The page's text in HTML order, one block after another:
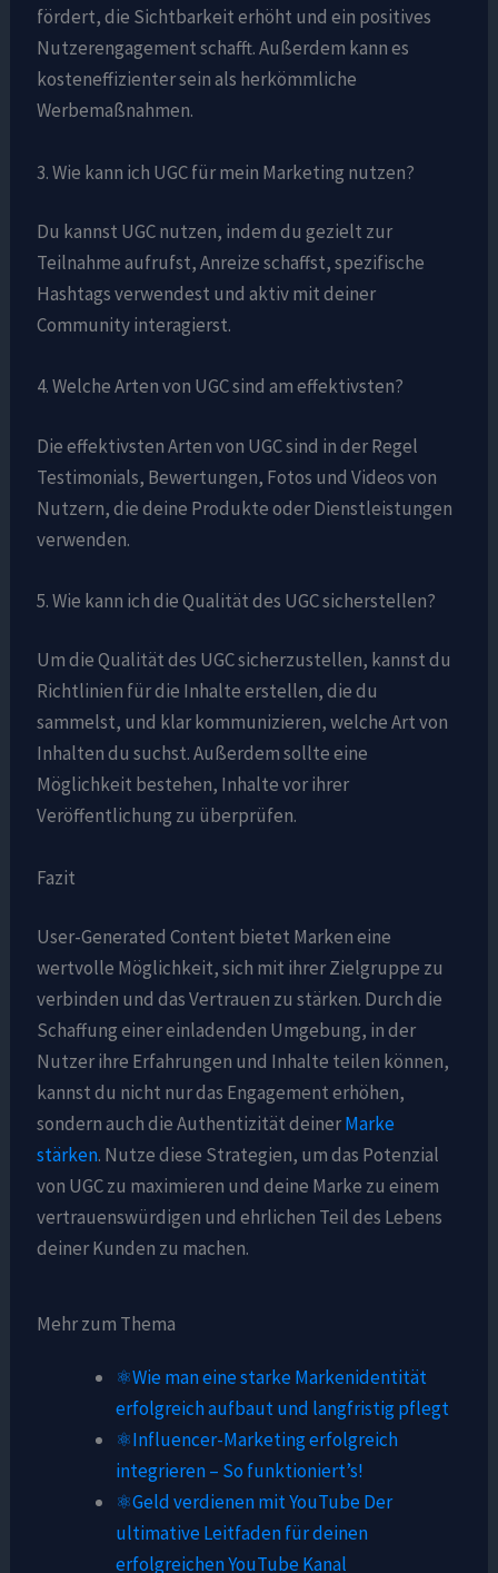
fördert, die Sichtbarkeit erhöht und ein positives
Nutzerengagement schafft. Außerdem kann es
kosteneffizienter sein als herkömmliche
Werbemaßnahmen.
3. Wie kann ich UGC für mein Marketing nutzen?
Du kannst UGC nutzen, indem du gezielt zur
Teilnahme aufrufst, Anreize schaffst, spezifische
Hashtags verwendest und aktiv mit deiner
Community interagierst.
4. Welche Arten von UGC sind am effektivsten?
Die effektivsten Arten von UGC sind in der Regel
Testimonials, Bewertungen, Fotos und Videos von
Nutzern, die deine Produkte oder Dienstleistungen
verwenden.
5. Wie kann ich die Qualität des UGC sicherstellen?
Um die Qualität des UGC sicherzustellen, kannst du
Richtlinien für die Inhalte erstellen, die du
sammelst, und klar kommunizieren, welche Art von
Inhalten du suchst. Außerdem sollte eine
Möglichkeit bestehen, Inhalte vor ihrer
Veröffentlichung zu überprüfen.
Fazit
User-Generated Content bietet Marken eine
wertvolle Möglichkeit, sich mit ihrer Zielgruppe zu
verbinden und das Vertrauen zu stärken. Durch die
Schaffung einer einladenden Umgebung, in der
Nutzer ihre Erfahrungen und Inhalte teilen können,
kannst du nicht nur das Engagement erhöhen,
sondern auch die Authentizität deinerMarke
stärken. Nutze diese Strategien, um das Potenzial
von UGC zu maximieren und deine Marke zu einem
vertrauenswürdigen und ehrlichen Teil des Lebens
deiner Kunden zu machen.
Mehr zum Thema
⚛️Wie man eine starke Markenidentität
erfolgreich aufbaut und langfristig pflegt
⚛️Influencer-Marketing erfolgreich
integrieren – So funktioniert’s!
⚛️Geld verdienen mit YouTube Der
ultimative Leitfaden für deinen
erfolgreichen YouTube Kanal